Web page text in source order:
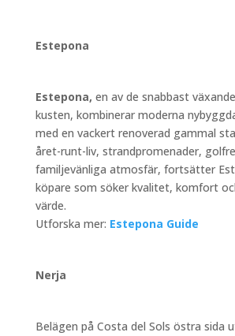
Estepona
Estepona, en av de snabbast
kusten, kombinerar moderna
med en vackert renoverad gammal
året-runt-liv, strandpromenader,
familjevänliga atmosfär, fortsätter
köpare som söker kvalitet, komfort
värde.
Utforska mer: Estepona Guide
Nerja
Belägen på Costa del Sols östra sida